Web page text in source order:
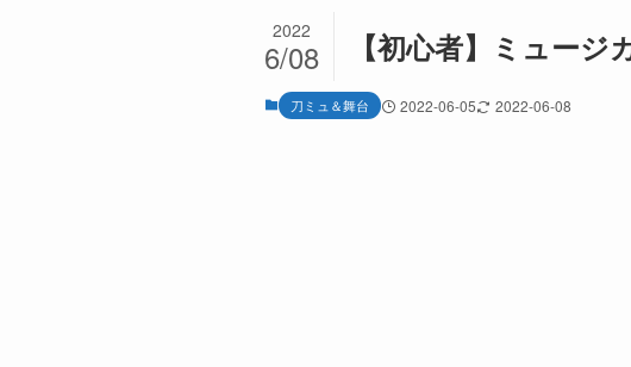
【初心者】ミュー
2022
6/08
刀ミュ＆舞台 2022-06-05 2022-06-08